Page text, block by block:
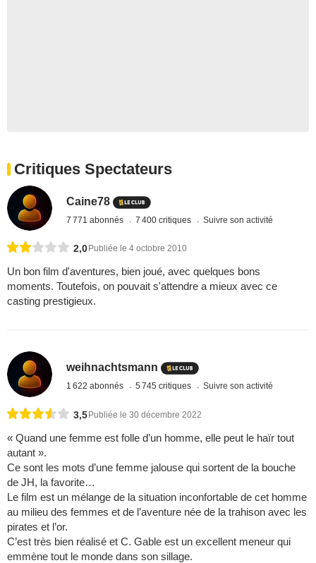
Critiques Spectateurs
Caine78
7 771 abonnés 7 400 critiques Suivre son activité
2,0 Publiée le 4 octobre 2010
Un bon film d'aventures, bien joué, avec quelques bons
moments. Toutefois, on pouvait s'attendre a mieux avec ce
casting prestigieux.
weihnachtsmann
1 622 abonnés 5 745 critiques Suivre son activité
3,5Publiée le 30 décembre 2022
« Quand une femme est folle d’un homme, elle peut le haïr tout
autant ».
Ce sont les mots d’une femme jalouse qui sortent de la bouche
de JH, la favorite…
Le film est un mélange de la situation inconfortable de cet homme
au milieu des femmes et de l’aventure née de la trahison avec les
pirates et l’or.
C’est très bien réalisé et C. Gable est un excellent meneur qui
emmène tout le monde dans son sillage.